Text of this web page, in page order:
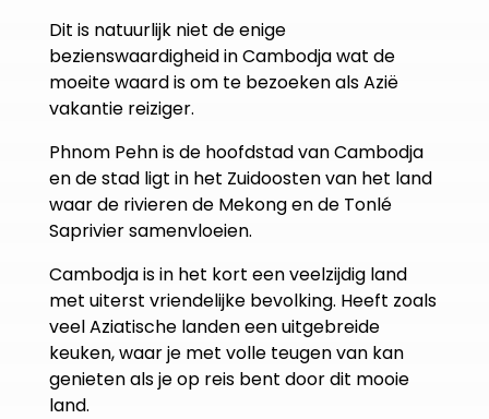
Dit is natuurlijk niet de enige
bezienswaardigheid in Cambodja wat de
moeite waard is om te bezoeken als Azië
vakantie reiziger.
Phnom Pehn is de hoofdstad van Cambodja
en de stad ligt in het Zuidoosten van het land
waar de rivieren de Mekong en de Tonlé
Saprivier samenvloeien.
Cambodja is in het kort een veelzijdig land
met uiterst vriendelijke bevolking. Heeft zoals
veel Aziatische landen een uitgebreide
keuken, waar je met volle teugen van kan
genieten als je op reis bent door dit mooie
land.